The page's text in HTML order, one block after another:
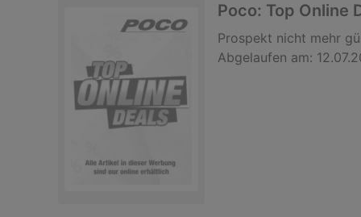
Poco: Top Online
Prospekt nicht mehr
Abgelaufen am: